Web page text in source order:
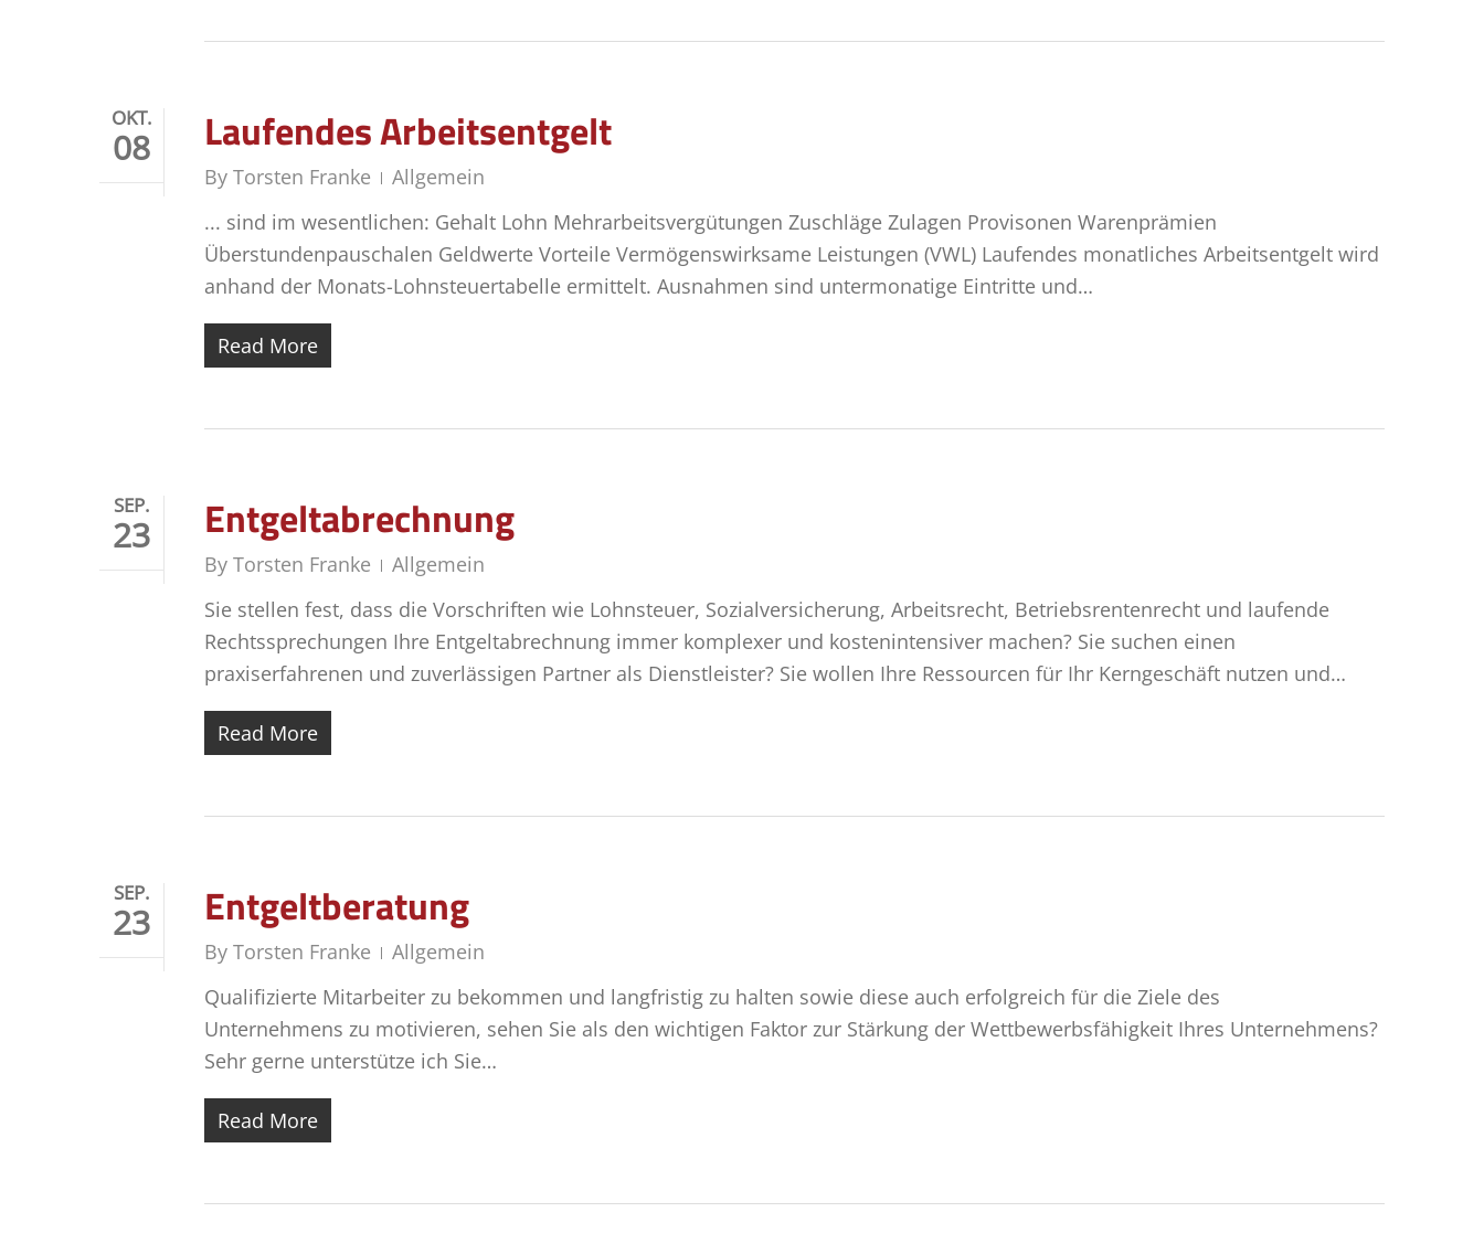
OKT.
08 Laufendes Arbeitsentgelt
By Torsten Franke
Allgemein
... sind im wesentlichen: Gehalt Lohn Mehrarbeitsvergütungen Zuschläge Zulagen Provisonen Warenprämien
Überstundenpauschalen Geldwerte Vorteile Vermögenswirksame Leistungen (VWL) Laufendes monatliches Arbeitsentgelt wird
anhand der Monats-Lohnsteuertabelle ermittelt. Ausnahmen sind untermonatige Eintritte und…
Read More
SEP.
23 Entgeltabrechnung
By Torsten Franke
Allgemein
Sie stellen fest, dass die Vorschriften wie Lohnsteuer, Sozialversicherung, Arbeitsrecht, Betriebsrentenrecht und laufende
Rechtssprechungen Ihre Entgeltabrechnung immer komplexer und kostenintensiver machen? Sie suchen einen
praxiserfahrenen und zuverlässigen Partner als Dienstleister? Sie wollen Ihre Ressourcen für Ihr Kerngeschäft nutzen und…
Read More
SEP.
23 Entgeltberatung
By Torsten Franke
Allgemein
Qualifizierte Mitarbeiter zu bekommen und langfristig zu halten sowie diese auch erfolgreich für die Ziele des
Unternehmens zu motivieren, sehen Sie als den wichtigen Faktor zur Stärkung der Wettbewerbsfähigkeit Ihres Unternehmens?
Sehr gerne unterstütze ich Sie…
Read More